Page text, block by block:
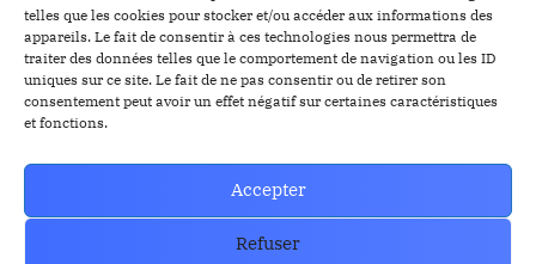
telles que les cookies pour stocker et/ou accéder aux informations des
appareils. Le fait de consentir à ces technologies nous permettra de
traiter des données telles que le comportement de navigation ou les ID
uniques sur ce site. Le fait de ne pas consentir ou de retirer son
consentement peut avoir un effet négatif sur certaines caractéristiques
et fonctions.
Accepter
Refuser